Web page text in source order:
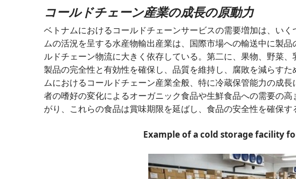
コールドチェーン産業の成長の原動力
ベトナムにおけるコールドチェーンサービスの需要増加は、い
ムの活況を呈する水産物輸出産業は、国際市場への輸送中に製
ルドチェーン物流に大きく依存している。第二に、果物、野菜、
製品の完全性と有効性を確保し、品質を維持し、腐敗を減らす
ムにおけるコールドチェーン産業全般、特に冷蔵保管能力の成
者の嗜好の変化によるオーガニック食品や生鮮食品への需要の
がり、これらの食品は賞味期限を延ばし、食品の安全性を確保
Example of a cold storage facility